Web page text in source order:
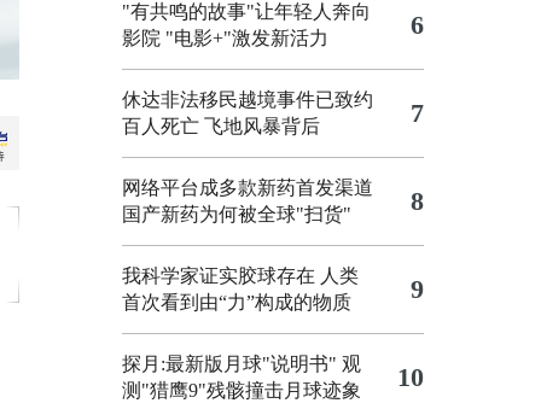
"有共鸣的故事"让年轻人奔向
影院 "电影+"激发新活力 6
休达非法移民越境事件已致约
百人死亡 飞地风暴背后 7
网络平台成多款新药首发渠道
国产新药为何被全球"扫货"
8
我科学家证实胶球存在 人类
首次看到由“力”构成的物质
9
探月:最新版月球"说明书" 观
测"猎鹰9"残骸撞击月球迹象
10